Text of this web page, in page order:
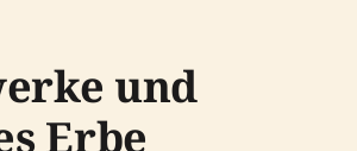
und
Erbe